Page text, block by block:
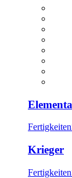
Fertigkeiten
Krieger
Fertigkeiten